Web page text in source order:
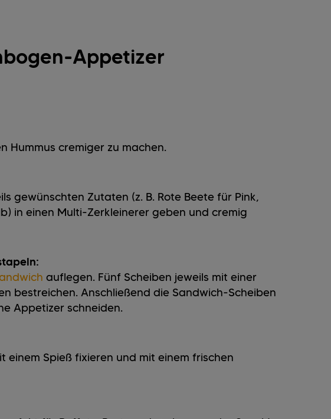
Appetizer
Hummus cremiger zu machen.
gewünschten Zutaten (z. B. Rote Beete für Pink,
in einen Multi-Zerkleinerer geben und cremig
auflegen. Fünf Scheiben jeweils mit einer
bestreichen. Anschließend die Sandwich-Scheiben
Appetizer schneiden.
einem Spieß fixieren und mit einem frischen